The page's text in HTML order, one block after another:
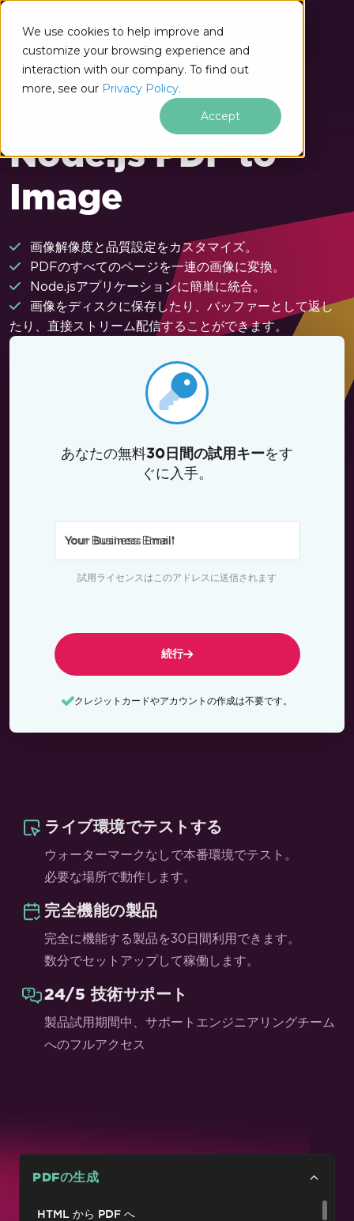
We use cookies to help improve and
customize your browsing experience and
interaction with our company. To find out
more, see our Privacy Policy.
Accept
フッターコンテンツにスキップ
for Node.js
Node.js PDF to
Image
画像解像度と品質設定をカスタマイズ。
PDFのすべてのページを一連の画像に変換。
Node.jsアプリケーションに簡単に統合。
画像をディスクに保存したり、バッファーとして返し
たり、直接ストリーム配信することができます。
あなたの無料30日間の試用キーをす
ぐに入手。
Your Business Email*
試用ライセンスはこのアドレスに送信されます
続行
クレジットカードやアカウントの作成は不要です。
ライブ環境でテストする
ウォーターマークなしで本番環境でテスト。
必要な場所で動作します。
完全機能の製品
完全に機能する製品を30日間利用できます。
数分でセットアップして稼働します。
24/5 技術サポート
製品試用期間中、サポートエンジニアリングチーム
へのフルアクセス
PDFの生成
HTML から PDF へ